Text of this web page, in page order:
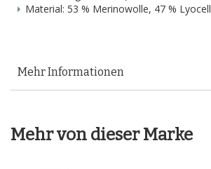
Material: 53 % Merinowolle, 47 % Lyocell
Mehr Informationen
Mehr von dieser Marke